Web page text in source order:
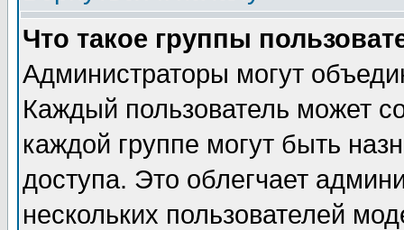
Что такое группы
Администраторы могут
Каждый пользователь может
каждой группе могут быть
доступа. Это облегчает
нескольких пользователей